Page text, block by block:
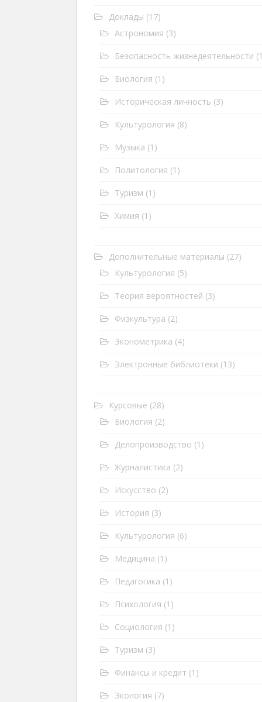
Доклады (17)
Астрономия (3)
Безопасность жизнедеятельности
Биология (1)
Историческая личность (3)
Культурология (8)
Музыка (1)
Политология (1)
Туризм (1)
Химия (1)
Дополнительные материалы (27)
Культурология (5)
Теория вероятностей (3)
Физкультура (2)
Эконометрика (4)
Электронные библиотеки (13)
Курсовые (28)
Биология (2)
Делопроизводство (1)
Журналистика (2)
Искусство (2)
История (3)
Культурология (6)
Медицина (1)
Педагогика (1)
Психология (1)
Социология (1)
Туризм (3)
Финансы и кредит (1)
Экология (7)